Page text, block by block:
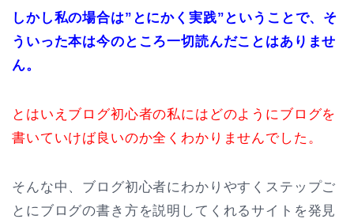
しかし私の場合は”とにかく実践”ということで、そ
ういった本は今のところ一切読んだことはありませ
ん。
とはいえブログ初心者の私にはどのようにブログを
書いていけば良いのか全くわかりませんでした。
そんな中、ブログ初心者にわかりやすくステップご
とにブログの書き方を説明してくれるサイトを発見